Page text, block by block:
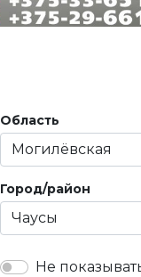
Область
Город/район
Не